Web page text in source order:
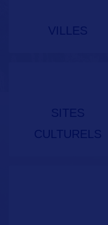
VILLES
SITES
CULTURELS